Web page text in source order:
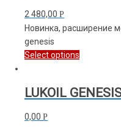
2 480,00 Р
Новинка, расширение
genesis
Select options
LUKOIL
0,00 Р